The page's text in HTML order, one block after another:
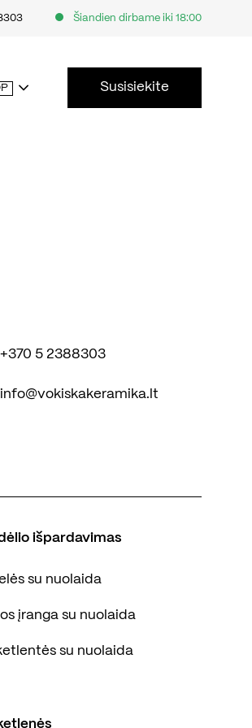
Šiandien dirbame iki 18:00
Susisiekite
+370 5 2388303
info@vokiskakeramika.lt
išpardavimas
su nuolaida
įranga su nuolaida
su nuolaida